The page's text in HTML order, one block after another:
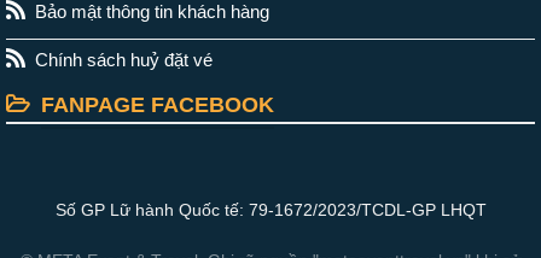
Bảo mật thông tin khách hàng
Chính sách huỷ đặt vé
FANPAGE FACEBOOK
Số GP Lữ hành Quốc tế: 79-1672/2023/TCDL-GP LHQT